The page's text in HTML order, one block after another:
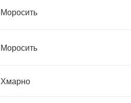
Моросить
Моросить
Хмарно